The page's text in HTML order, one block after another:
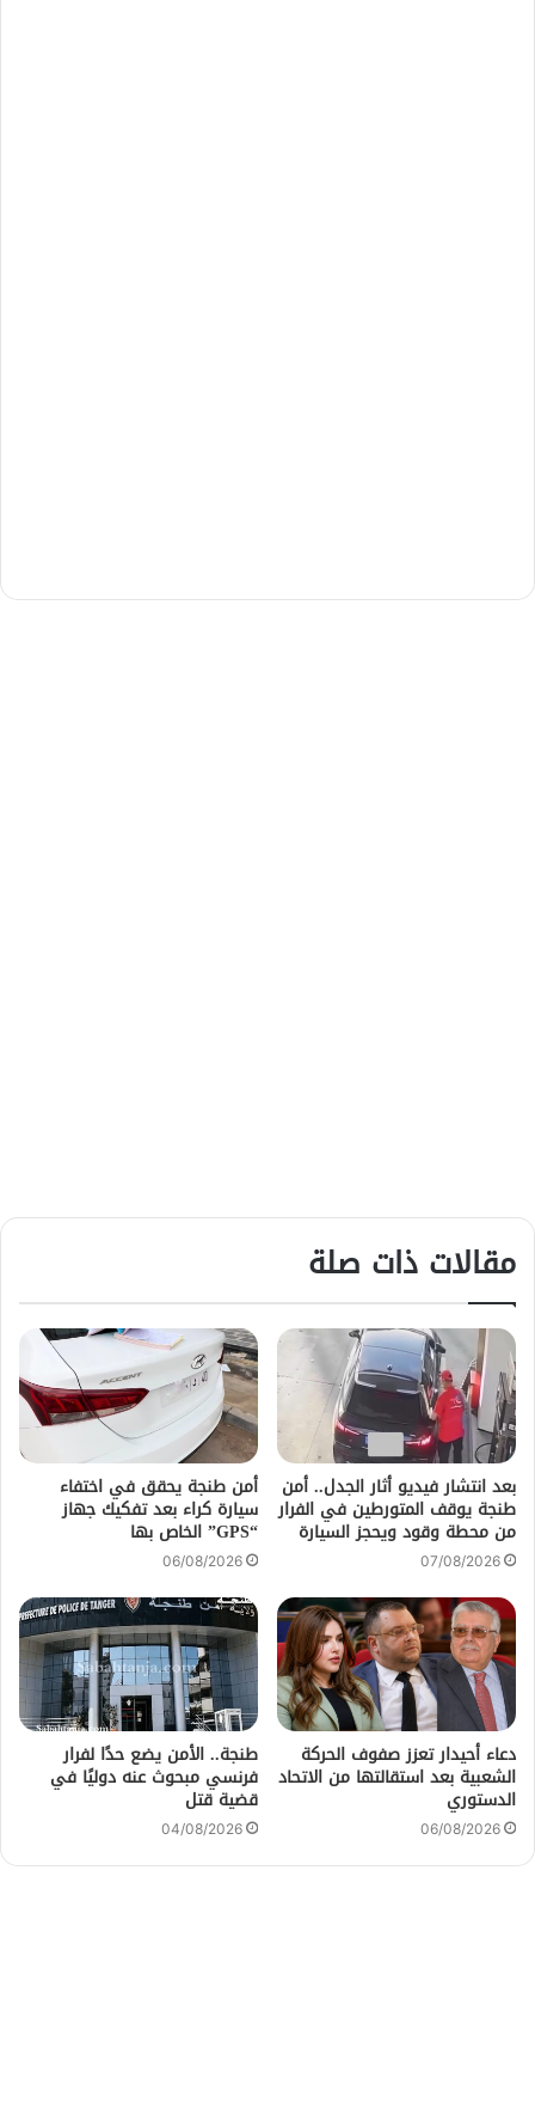
مقالات ذات صلة
بعد انتشار فيديو أثار الجدل.. أمن
طنجة يوقف المتورطين في الفرار
من محطة وقود ويحجز السيارة
07/08/2026
أمن طنجة يحقق في اختفاء
سيارة كراء بعد تفكيك جهاز
“GPS” الخاص بها
06/08/2026
دعاء أحيدار تعزز صفوف الحركة
الشعبية بعد استقالتها من الاتحاد
الدستوري
06/08/2026
طنجة.. الأمن يضع حدًا لفرار
فرنسي مبحوث عنه دوليًا في
قضية قتل
04/08/2026